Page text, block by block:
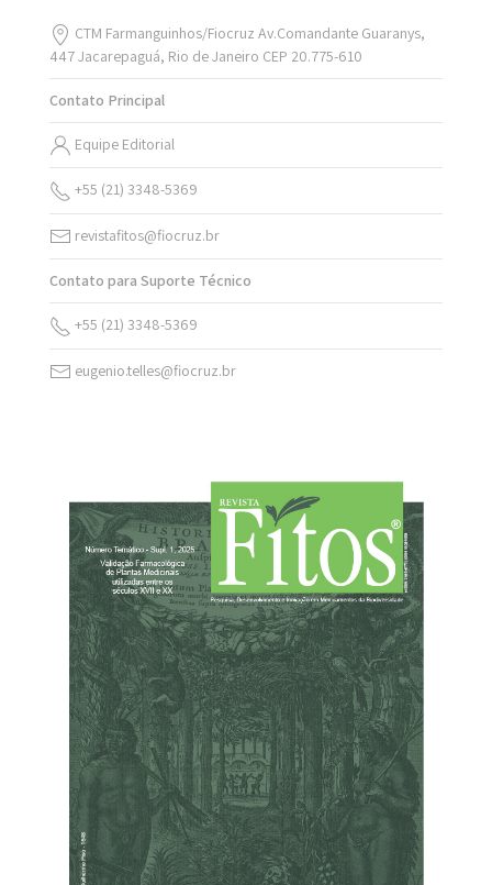
CTM Farmanguinhos/Fiocruz Av.Comandante Guaranys,
447 Jacarepaguá, Rio de Janeiro CEP 20.775-610
Contato Principal
Equipe Editorial
+55 (21) 3348-5369
revistafitos@fiocruz.br
Contato para Suporte Técnico
+55 (21) 3348-5369
eugenio.telles@fiocruz.br